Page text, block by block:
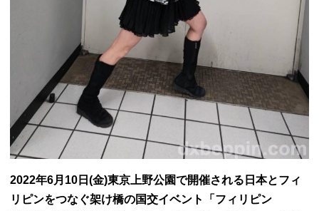
2022年6月10日(金)東京上野公園で開催される日本とフィ
リピンをつなぐ架け橋の国交イベント「 フィリピン